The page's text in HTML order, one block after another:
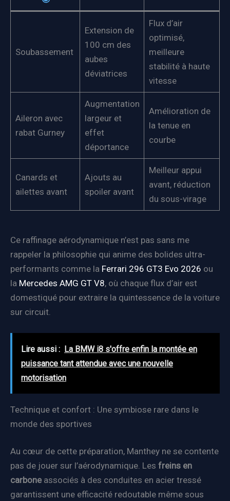
Soubassement
Extension de
100 cm des
aubes
déviatrices
Flux d’air
optimisé,
meilleure
stabilité à haute
vitesse
Aileron avec
rabat Gurney
Augmentation
largeur et
effet
déportance
Amélioration de
la tenue en
courbe
Canards et
ailettes avant
Ajouts au
spoiler avant
Meilleur appui
avant, réduction
du sous-virage
Ce raffinage aérodynamique n’est pas sans me
rappeler la philosophie qui anime des bolides ultra-
performants comme la Ferrari 296 GT3 Evo 2026 ou
la Mercedes AMG GT V8, où chaque flux d’air est
domestiqué pour extraire la quintessence de la voiture
sur circuit.
Lire aussi : La BMW i8 s'offre enfin la montée en
puissance tant attendue avec une nouvelle
motorisation
Technique et confort : Une symbiose rare dans le
monde des sportives
Au cœur de cette préparation, Manthey ne se contente
pas de jouer sur l’aérodynamique. Les freins en
carboneassociés à des conduites en acier tressé
garantissent une efficacité redoutable même sous